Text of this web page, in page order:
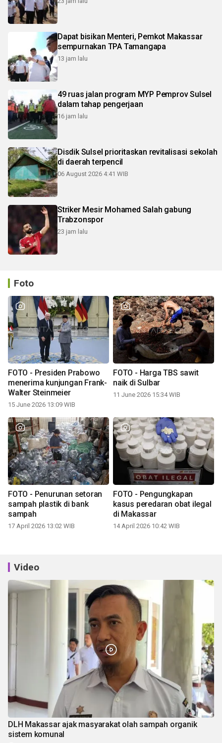
Dapat bisikan Menteri, Pemkot Makassar
sempurnakan TPA Tamangapa
13 jam lalu
49 ruas jalan program MYP Pemprov Sulsel
dalam tahap pengerjaan
16 jam lalu
Disdik Sulsel prioritaskan revitalisasi sekolah
di daerah terpencil
06 August 2026 4:41 WIB
Striker Mesir Mohamed Salah gabung
Trabzonspor
23 jam lalu
Foto
FOTO - Presiden Prabowo
menerima kunjungan Frank-
Walter Steinmeier
15 June 2026 13:09 WIB
FOTO - Harga TBS sawit
naik di Sulbar
11 June 2026 15:34 WIB
FOTO - Penurunan setoran
sampah plastik di bank
sampah
17 April 2026 13:02 WIB
FOTO - Pengungkapan
kasus peredaran obat ilegal
di Makassar
14 April 2026 10:42 WIB
Video
DLH Makassar ajak masyarakat olah sampah organik
sistem komunal